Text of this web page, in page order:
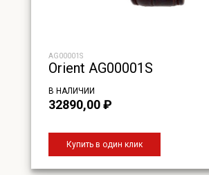
AG00001S
Orient AG00001S
В НАЛИЧИИ
32890,00₽
Купить в один клик